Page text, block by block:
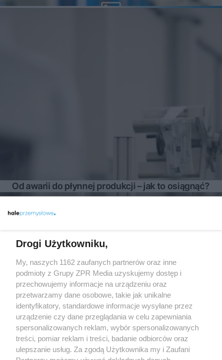
Od awarii do płynnej produkcji – jak to osiągnąć?
Żaden utwór zamieszczony w serwisie nie może być powielany i
rozpowszechniany lub dalej rozpowszechniany w jakikolwiek sposób
(w tym także elektroniczny lub mechaniczny) na jakimkolwiek polu
eksploatacji w jakiejkolwiek formie, włącznie z umieszczaniem w
Internecie bez pisemnej zgody właściciela praw. Jakiekolwiek użycie
lub wykorzystanie utworów w całości lub w części z naruszeniem
prawa, tzn. bez właściwej zgody, jest zabronione pod groźbą kary i
może być ścigane prawnie.
Drogi Użytkowniku,
My, naszych 1162 zaufanych partnerów oraz inne
podmioty z Grupy ZPR Media uzyskujemy dostęp i
przechowujemy informacje na urządzeniu oraz
przetwarzamy dane osobowe, takie jak unikalne
identyfikatory, standardowe informacje wysyłane przez
urządzenie czy dane przeglądania w celu zapewniania
spersonalizowanych reklam, wybór spersonalizowanych
treści, pomiar reklam i treści, badanie odbiorców oraz
ulepszanie usług. Za zgodą Użytkownika my i Zaufani